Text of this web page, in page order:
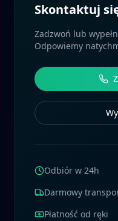
Skontaktuj
Zadzwoń lub
Odpowiemy
Odbiór w 24h
Darmowy
Płatność od ręki